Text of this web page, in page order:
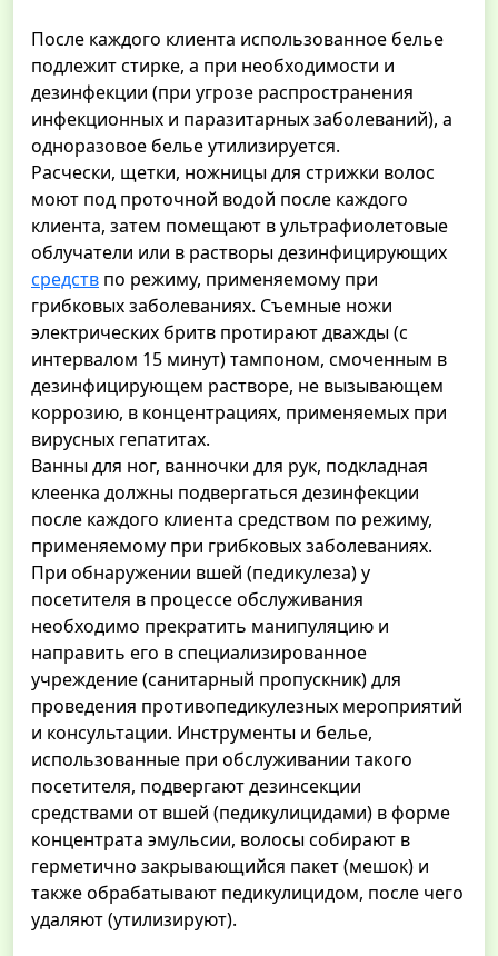
После каждого клиента использованное белье
подлежит стирке, а при необходимости и
дезинфекции (при угрозе распространения
инфекционных и паразитарных заболеваний), а
одноразовое белье утилизируется.
Расчески, щетки, ножницы для стрижки волос
моют под проточной водой после каждого
клиента, затем помещают в ультрафиолетовые
облучатели или в растворы дезинфицирующих
средств по режиму, применяемому при
грибковых заболеваниях. Съемные ножи
электрических бритв протирают дважды (с
интервалом 15 минут) тампоном, смоченным в
дезинфицирующем растворе, не вызывающем
коррозию, в концентрациях, применяемых при
вирусных гепатитах.
Ванны для ног, ванночки для рук, подкладная
клеенка должны подвергаться дезинфекции
после каждого клиента средством по режиму,
применяемому при грибковых заболеваниях.
При обнаружении вшей (педикулеза) у
посетителя в процессе обслуживания
необходимо прекратить манипуляцию и
направить его в специализированное
учреждение (санитарный пропускник) для
проведения противопедикулезных мероприятий
и консультации. Инструменты и белье,
использованные при обслуживании такого
посетителя, подвергают дезинсекции
средствами от вшей (педикулицидами) в форме
концентрата эмульсии, волосы собирают в
герметично закрывающийся пакет (мешок) и
также обрабатывают педикулицидом, после чего
удаляют (утилизируют).